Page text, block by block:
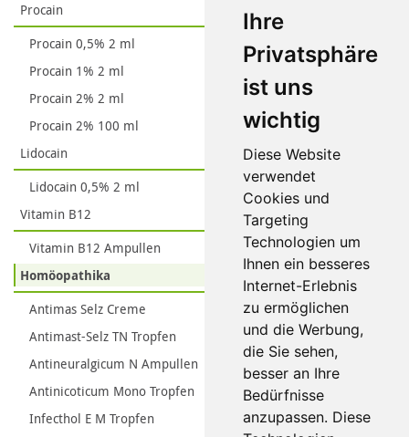
Ihre
Privatsphäre
ist uns
wichtig
Diese Website
verwendet
Cookies und
Targeting
Technologien um
Ihnen ein besseres
Internet-Erlebnis
zu ermöglichen
und die Werbung,
die Sie sehen,
besser an Ihre
Bedürfnisse
anzupassen. Diese
Procain
Procain 0,5% 2 ml
Procain 1% 2 ml
Procain 2% 2 ml
Procain 2% 100 ml
Lidocain
Lidocain 0,5% 2 ml
Vitamin B12
Vitamin B12 Ampullen
Homöopathika
Antimas Selz Creme
Antimast-Selz TN Tropfen
Antineuralgicum N Ampullen
Antinicoticum Mono Tropfen
Infecthol E M Tropfen